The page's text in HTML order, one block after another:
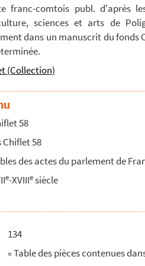
»
»
crimes dans cette...
crimes dans cette...
crimes dans cette...
crimes dans cette...
crimes dans cette...
de cette compagnie aux volo...
généraux, ou Dire...
styli, consuetudinis e...
parts »
franc-comtois publ. d'après
sciences et arts de
dans un manuscrit du fonds
(Collection)
58
Chiflet 58
des actes du parlement de
e-XVIIIesiècle
134
« Table des pièces contenues